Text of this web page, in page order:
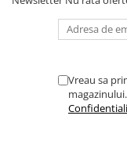
Sistem
Fan)
Vreau sa